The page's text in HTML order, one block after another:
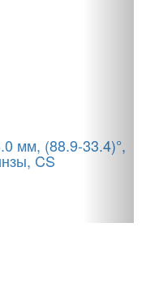
мм, (88.9-33.4)°,
CS